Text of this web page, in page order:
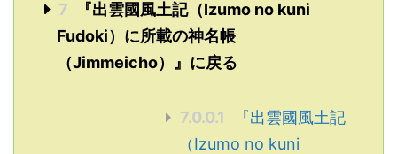
7
『出雲國風土記（Izumo no kuni
Fudoki）に所載の神名帳
（Jimmeicho）』に戻る
7.0.0.1
『出雲國風土記
（Izumo no kuni